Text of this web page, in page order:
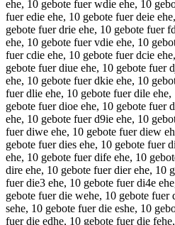
ehe, 10 gebote fuer wdie ehe, 10
fuer edie ehe, 10 gebote fuer deie
gebote fuer drie ehe, 10 gebote fuer
ehe, 10 gebote fuer vdie ehe, 10
fuer cdie ehe, 10 gebote fuer dcie
gebote fuer diue ehe, 10 gebote fuer
ehe, 10 gebote fuer dkie ehe, 10
fuer dlie ehe, 10 gebote fuer dile
gebote fuer dioe ehe, 10 gebote fuer
ehe, 10 gebote fuer d9ie ehe, 10
fuer diwe ehe, 10 gebote fuer diew
gebote fuer dies ehe, 10 gebote fuer
ehe, 10 gebote fuer dife ehe, 10
dire ehe, 10 gebote fuer dier ehe, 10
fuer die3 ehe, 10 gebote fuer di4e
gebote fuer die wehe, 10 gebote fuer
sehe, 10 gebote fuer die eshe, 10
fuer die edhe, 10 gebote fuer die